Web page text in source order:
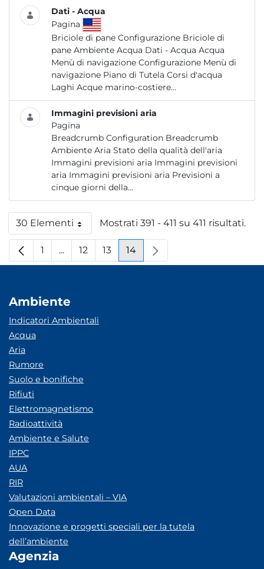
Dati - Acqua
Pagina
Briciole di pane Configurazione Briciole di
pane Ambiente Acqua Dati - Acqua Acqua
Menù di navigazione Configurazione Menù di
navigazione Piano di Tutela Corsi d'acqua
Laghi Acque marino-costiere...
Immagini previsioni aria
Pagina
Breadcrumb Configuration Breadcrumb
Ambiente Aria Stato della qualità dell'aria
Immagini previsioni aria Immagini previsioni
aria Immagini previsioni aria Previsioni a
cinque giorni della...
30 ElementiPer pagina Mostrati 391 - 411 su 411 risultati.
Pagina
1 ...Pagine intermedie
Pagina
12 Pagina
13 Pagina
14
Ambiente
Indicatori Ambientali
Acqua
Aria
Rumore
Suolo e bonifiche
Rifiuti
Elettromagnetismo
Radioattività
Ambiente e Salute
IPPC
AUA
RIR
Valutazioni ambientali – VIA
Open Data
Innovazione e progetti speciali per la tutela
dell’ambiente
Agenzia